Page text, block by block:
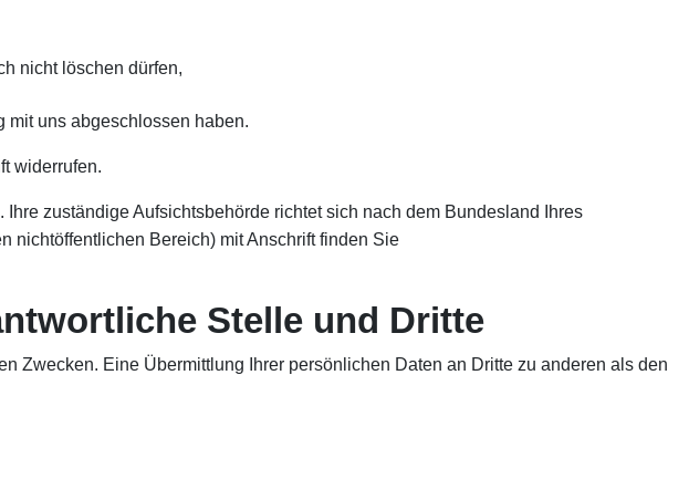
nicht löschen dürfen,
mit uns abgeschlossen haben.
widerrufen.
zuständige Aufsichtsbehörde richtet sich nach dem Bundesland Ihres
nichtöffentlichen Bereich) mit Anschrift finden Sie
Stelle und Dritte
Zwecken. Eine Übermittlung Ihrer persönlichen Daten an Dritte zu anderen als den